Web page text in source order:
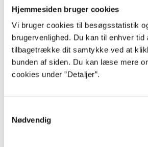
Hjemmesiden bruger cookies
Vi bruger cookies til besøgsstatistik
brugervenlighed. Du kan til enhver
tilbagetrække dit samtykke ved at
bunden af siden. Du kan læse mere
cookies under ”Detaljer”.
Nødvendig
lorem ipsum
lorem ipsum
lorem ipsum
lorem ipsum